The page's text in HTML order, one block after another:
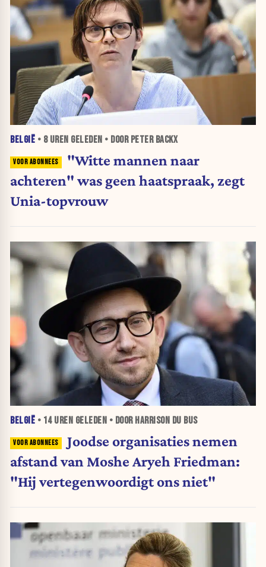
BELGIË • 8 UREN GELEDEN • DOOR PETER BACKX
"Witte mannen naar
achteren" was geen haatspraak, zegt
Unia-topvrouw
BELGIË • 14 UREN GELEDEN • DOOR HARRISON DU BUS
Joodse organisaties nemen
afstand van Moshe Aryeh Friedman:
"Hij vertegenwoordigt ons niet"